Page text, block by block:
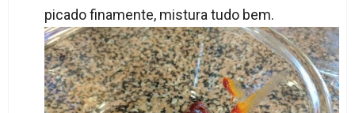
picado finamente, mistura tudo bem.